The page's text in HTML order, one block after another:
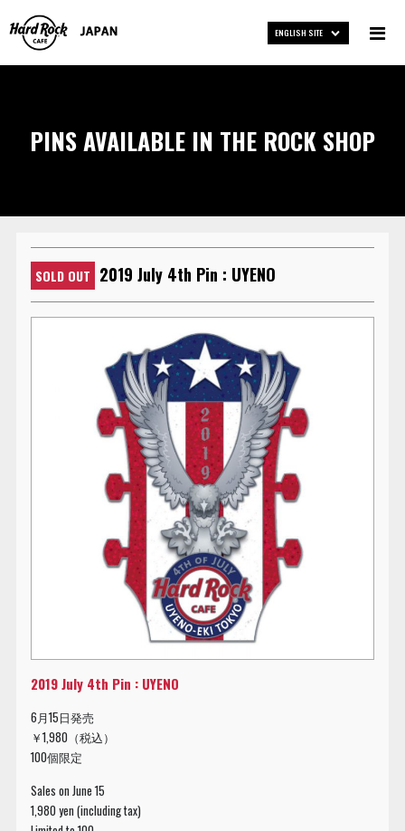
ENGLISH SITE
PINS AVAILABLE IN THE ROCK SHOP
SOLD OUT 2019 July 4th Pin : UYENO
2019 July 4th Pin : UYENO
6月15日発売
￥1,980（税込）
100個限定
Sales on June 15
1,980 yen (including tax)